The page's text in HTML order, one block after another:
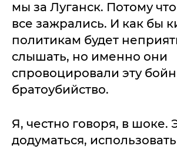
мы за Луганск. Потому
все зажрались. И как бы
политикам будет
слышать, но именно они
спровоцировали эту
братоубийство.
Я, честно говоря, в шоке.
додуматься,